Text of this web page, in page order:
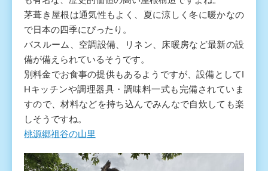
茅葺き屋根は通気性もよく、夏に涼しく冬に暖かなの
で日本の四季にぴったり。
バスルーム、空調設備、リネン、床暖房など最新の設
備が備えられているそうです。
別料金でお食事の提供もあるようですが、設備としてI
Hキッチンや調理器具・調味料一式も完備されていま
すので、材料などを持ち込んでみんなで自炊しても楽
しそうですね。
桃源郷祖谷の山里